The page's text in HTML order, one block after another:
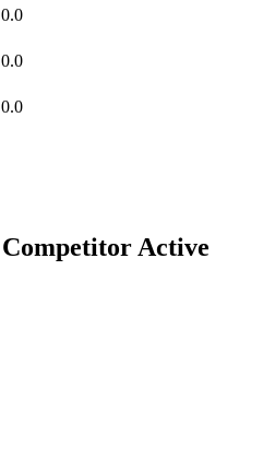
0.0
0.0
0.0
Competitor Active